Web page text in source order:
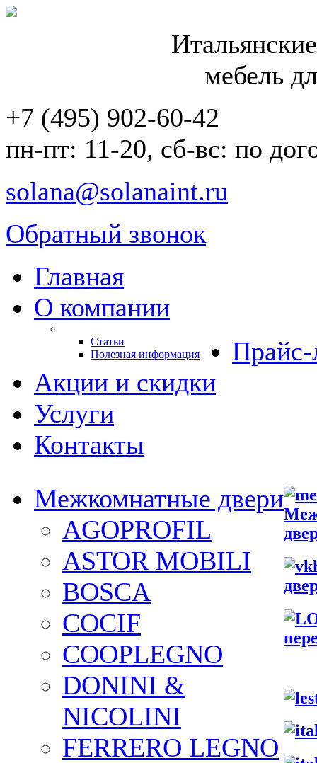
мебель
+7 (495) 902-60-42
пн-пт: 11-20, сб-вс: по
solana@solanaint.ru
Обратный звонок
Главная
О компании
Статьи
Полезная информация
Прайс-
Акции и скидки
Услуги
Контакты
Межкомнатные двери
AGOPROFIL
ASTOR MOBILI
BOSCA
COCIF
COOPLEGNO
DONINI &
NICOLINI
FERRERO LEGNO